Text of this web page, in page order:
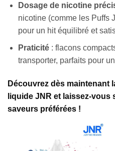
Dosage de nicotine
nicotine (comme les Puffs
pour un hit équilibré et
Praticité: flacons
transporter, parfaits pour
Découvrez dès maintenant
liquide JNR et laissez-
saveurs préférées !